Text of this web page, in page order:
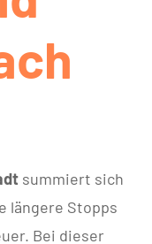
summiert sich
längere Stopps
Bei dieser